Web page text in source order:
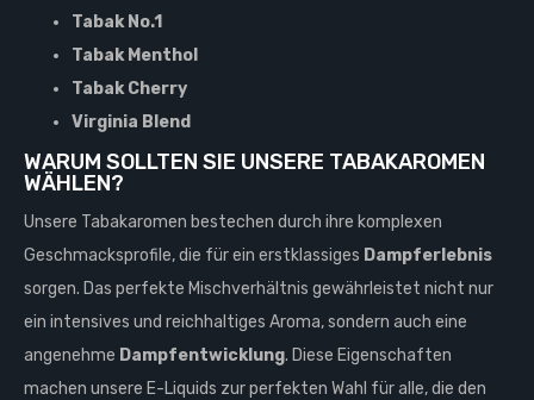
Tabak No.1
Tabak Menthol
Tabak Cherry
Virginia Blend
WARUM SOLLTEN SIE UNSERE TABAKAROMEN
WÄHLEN?
Unsere Tabakaromen bestechen durch ihre komplexen
Geschmacksprofile, die für ein erstklassiges Dampferlebnis
sorgen. Das perfekte Mischverhältnis gewährleistet nicht nur
ein intensives und reichhaltiges Aroma, sondern auch eine
angenehme Dampfentwicklung. Diese Eigenschaften
machen unsere E-Liquids zur perfekten Wahl für alle, die den